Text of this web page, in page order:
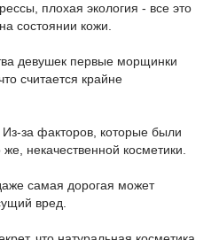
плохая экология - все это
состоянии кожи.
девушек первые морщинки
считается крайне
Из-за факторов, которые были
некачественной косметики.
самая дорогая может
вред.